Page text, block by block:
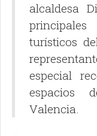
alcaldesa
principales
turísticos
especial
espacios
Valencia.